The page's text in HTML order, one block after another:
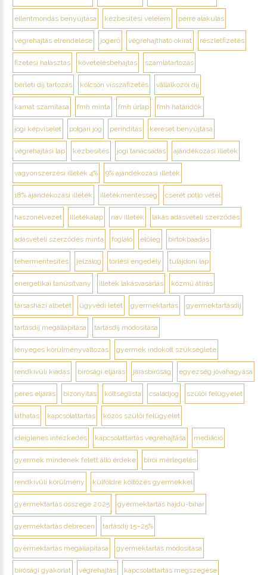
ellentmondás benyújtása kézbesítési vélelem perré alakulás
végrehajtás elrendelése jogerő végrehajtható okirat részletfizetés
fizetési halasztás követelésbehajtás számlatartozás
bérleti díj tartozás kölcsön visszafizetés vállalkozói díj
kamat számítása fmh minta fmh űrlap fmh határidők
jogi képviselet polgári jog perindítás kereset benyújtása
végrehajtási lap kézbesítés jogi tanácsadás ajándékozási illeték
vagyonszerzési illeték 4% 9% ajándékozási illeték
18% ajándékozási illeték illetékmentesség cserét pótló vétel
haszonélvezet illetékalap nav illeték lakás adásvételi szerződés
adásvételi szerződés minta foglaló előleg birtokbaadás
tehermentesítés jelzálog törlési engedély tulajdoni lap
energetikai tanúsítvány illeték lakásvásárlás közmű átírás
társasházi albetét ügyvédi letét gyermektartás gyermektartásdíj
tartásdíj megállapítása tartásdíj módosítása
lényeges körülményváltozás gyermek indokolt szükséglete
rendkívüli kiadás bírósági eljárás járásbíróság egyezség jóváhagyása
peres eljárás bizonyítás költséglista családjog szülői felügyelet
láthatás kapcsolattartás közös szülői felügyelet
ideiglenes intézkedés kapcsolattartás végrehajtása mediáció
gyermek mindenek felett álló érdeke bírói mérlegelés
rendkívüli körülmény külföldre költözés gyermekkel
gyermektartás összege 2025 gyermektartás hajdú-bihar
gyermektartás debrecen tartásdíj 15–25%
gyermektartás megállapítása gyermektartás módosítása
bírósági gyakorlat végrehajtás kapcsolattartás megszegése